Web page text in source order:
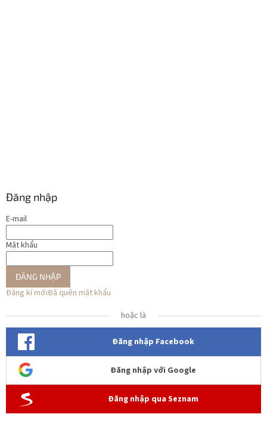
Đăng nhập
E-mail
Mật khẩu
ĐĂNG NHẬP
Đăng kí mớiĐã quên mật khẩu
hoặc là
Đăng nhập Facebook
Đăng nhập với Google
Đăng nhập qua Seznam